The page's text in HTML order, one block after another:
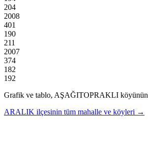
204
2008
401
190
211
2007
374
182
192
Grafik ve tablo, AŞAĞITOPRAKLI köyünün
ARALIK ilçesinin tüm mahalle ve köyleri →